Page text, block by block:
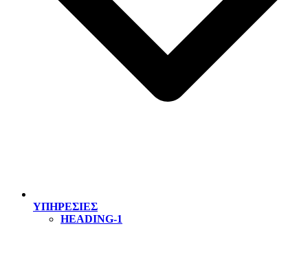
ΥΠΗΡΕΣΙΕΣ
HEADING-1